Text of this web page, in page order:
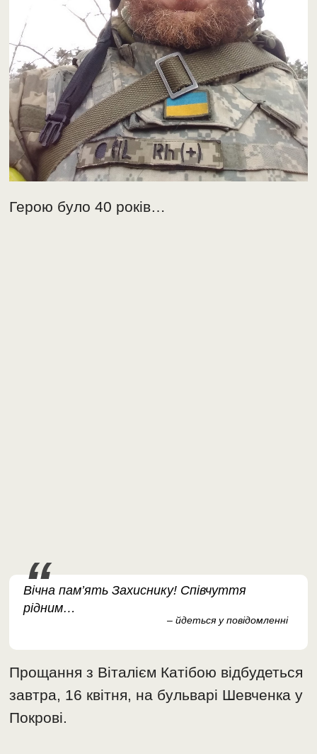
Герою було 40 років…
Вічна пам’ять Захиснику! Співчуття
рідним…
– йдеться у повідомленні
Прощання з Віталієм Катібою відбудеться
завтра, 16 квітня, на бульварі Шевченка у
Покрові.